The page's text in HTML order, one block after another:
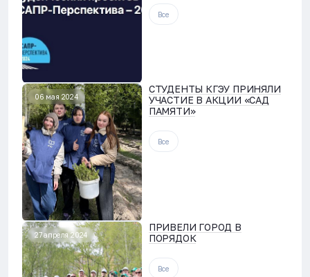
Все
06 мая 2024
СТУДЕНТЫ КГЭУ ПРИНЯЛИ
УЧАСТИЕ В АКЦИИ «САД
ПАМЯТИ»
Все
27 апреля 2024
ПРИВЕЛИ ГОРОД В
ПОРЯДОК
Все